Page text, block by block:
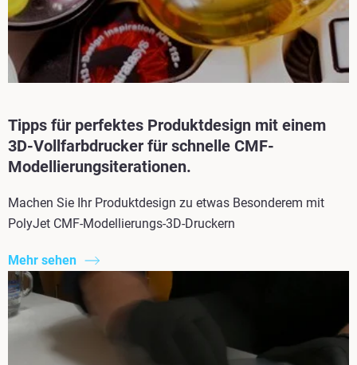
Tipps für perfektes Produktdesign mit einem
3D-Vollfarbdrucker für schnelle CMF-
Modellierungsiterationen.
Machen Sie Ihr Produktdesign zu etwas Besonderem mit
PolyJet CMF-Modellierungs-3D-Druckern
Mehr sehen